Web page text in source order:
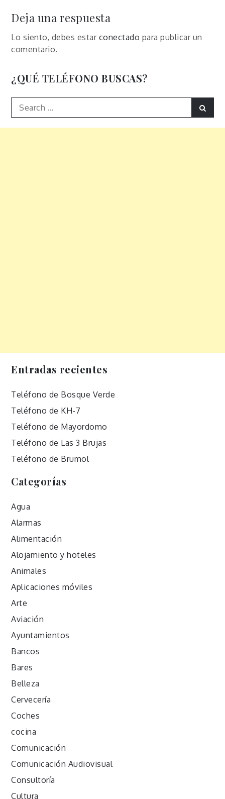
entradas
Deja una respuesta
Lo siento, debes estar conectado para publicar un
comentario.
¿QUÉ TELÉFONO BUSCAS?
Search
for:
Entradas recientes
Teléfono de Bosque Verde
Teléfono de KH-7
Teléfono de Mayordomo
Teléfono de Las 3 Brujas
Teléfono de Brumol
Categorías
Agua
Alarmas
Alimentación
Alojamiento y hoteles
Animales
Aplicaciones móviles
Arte
Aviación
Ayuntamientos
Bancos
Bares
Belleza
Cervecería
Coches
cocina
Comunicación
Comunicación Audiovisual
Consultoría
Cultura